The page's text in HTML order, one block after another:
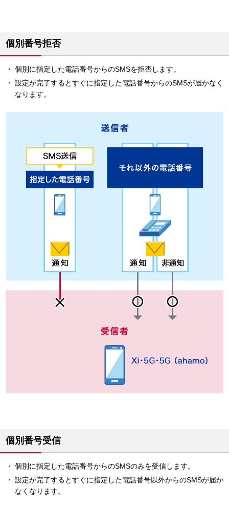
個別番号拒否
個別に指定した電話番号からのSMSを拒否します。
設定が完了するとすぐに指定した電話番号からのSMSが届かなく
なります。
個別番号受信
個別に指定した電話番号からのSMSのみを受信します。
設定が完了するとすぐに指定した電話番号以外からのSMSが届か
なくなります。